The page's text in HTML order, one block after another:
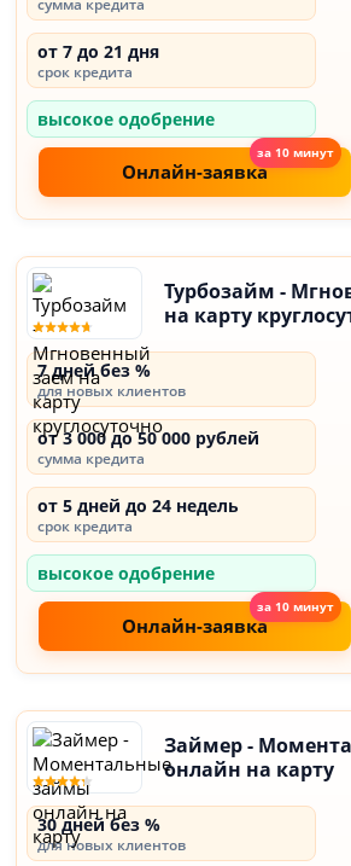
сумма кредита
от 7 до 21 дня
срок кредита
высокое одобрение
Онлайн-заявка
Турбозайм -
на карту
7 дней без %
для новых клиентов
от 3 000 до 50 000 рублей
сумма кредита
от 5 дней до 24 недель
срок кредита
высокое одобрение
Онлайн-заявка
Займер -
онлайн на карту
30 дней без %
для новых клиентов